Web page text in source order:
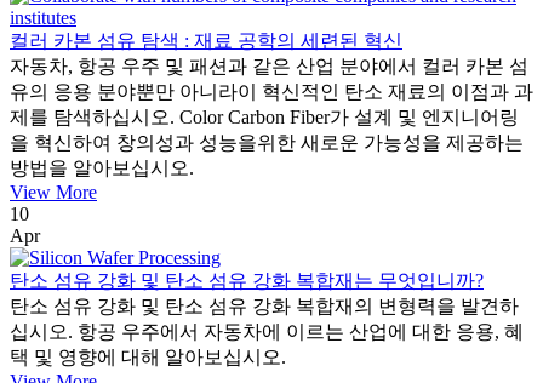
컬러 카본 섬유 탐색 : 재료 공학의 세련된 혁신
자동차, 항공 우주 및 패션과 같은 산업 분야에서 컬러 카본 섬
유의 응용 분야뿐만 아니라이 혁신적인 탄소 재료의 이점과 과
제를 탐색하십시오. Color Carbon Fiber가 설계 및 엔지니어링
을 혁신하여 창의성과 성능을위한 새로운 가능성을 제공하는
방법을 알아보십시오.
View More
10
Apr
탄소 섬유 강화 및 탄소 섬유 강화 복합재는 무엇입니까?
탄소 섬유 강화 및 탄소 섬유 강화 복합재의 변형력을 발견하
십시오. 항공 우주에서 자동차에 이르는 산업에 대한 응용, 혜
택 및 영향에 대해 알아보십시오.